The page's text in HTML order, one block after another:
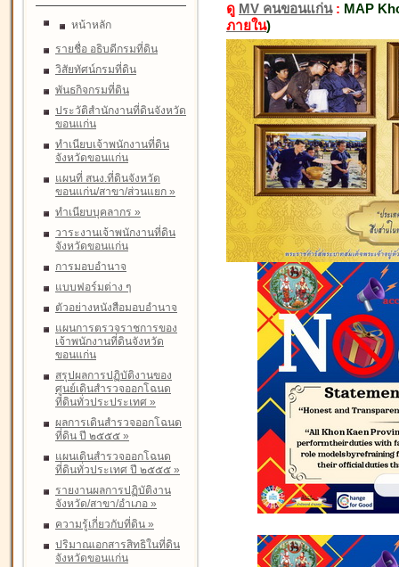
หน้าหลัก
รายชื่อ อธิบดีกรมที่ดิน
วิสัยทัศน์กรมที่ดิน
พันธกิจกรมที่ดิน
ประวัติสำนักงานที่ดินจังหวัด
ขอนแก่น
ทำเนียบเจ้าพนักงานที่ดิน
จังหวัดขอนแก่น
แผนที่ สนง.ที่ดินจังหวัด
ขอนแก่น/สาขา/ส่วนแยก »
ทำเนียบบุคลากร »
วาระงานเจ้าพนักงานที่ดิน
จังหวัดขอนแก่น
การมอบอำนาจ
แบบฟอร์มต่าง ๆ
ตัวอย่างหนังสือมอบอำนาจ
แผนการตรวจราชการของ
เจ้าพนักงานที่ดินจังหวัด
ขอนแก่น
สรุปผลการปฏิบัติงานของ
ศูนย์เดินสำรวจออกโฉนด
ที่ดินทั่วประประเทศ »
ผลการเดินสำรวจออกโฉนด
ที่ดิน ปี ๒๕๕๕ »
แผนเดินสำรวจออกโฉนด
ที่ดินทั่วประเทศ ปี ๒๕๕๕ »
รายงานผลการปฏิบัติงาน
จังหวัด/สาขา/อำเภอ »
ความรู้เกี่ยวกับที่ดิน »
ปริมาณเอกสารสิทธิในที่ดิน
จังหวัดขอนแก่น
ดู MV คนขอนแก่น: MAP
ภายใน)